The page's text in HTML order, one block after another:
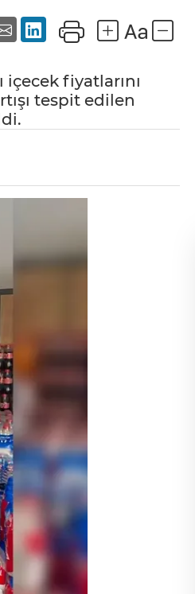
fiyatlarını
tespit edilen